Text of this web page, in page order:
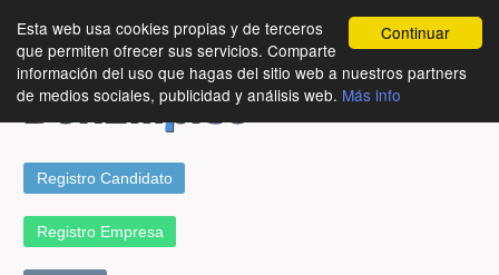
Continuar
Esta web usa cookies propias y de terceros
que permiten ofrecer sus servicios. Comparte
información del uso que hagas del sitio web a nuestros partners
de medios sociales, publicidad y análisis web. Más info
Registro Candidato
Registro Empresa